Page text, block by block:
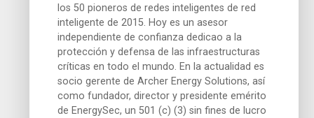
los 50 pioneros de redes inteligentes de red
inteligente de 2015. Hoy es un asesor
independiente de confianza dedicao a la
protección y defensa de las infraestructuras
críticas en todo el mundo. En la actualidad es
socio gerente de Archer Energy Solutions, así
como fundador, director y presidente emérito
de EnergySec, un 501 (c) (3) sin fines de lucro